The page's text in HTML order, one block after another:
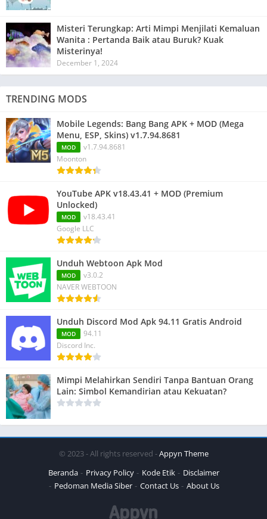
Misteri Terungkap: Arti Mimpi Menjilati Kemaluan
Wanita : Pertanda Baik atau Buruk? Kuak
Misterinya!
December 1, 2024
TRENDING MODS
Mobile Legends: Bang Bang APK + MOD (Mega
Menu, ESP, Skins) v1.7.94.8681
MOD
v1.7.94.8681
Moonton
YouTube APK v18.43.41 + MOD (Premium
Unlocked)
MOD
v18.43.41
Google LLC
Unduh Webtoon Apk Mod
MOD
v3.0.2
NAVER WEBTOON
Unduh Discord Mod Apk 94.11 Gratis Android
MOD
94.11
Discord Inc.
Mimpi Melahirkan Sendiri Tanpa Bantuan Orang
Lain: Simbol Kemandirian atau Kekuatan?
© 2023 - All rights reserved -Appyn Theme
Beranda
Privacy Policy Kode Etik
Disclaimer
Pedoman Media Siber
Contact Us About Us